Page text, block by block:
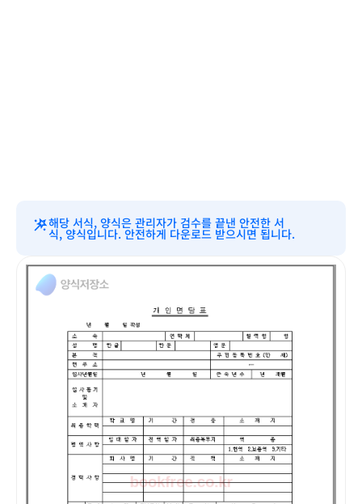
해당 서식, 양식은 관리자가 검수를 끝낸 안전한 서
식, 양식입니다. 안전하게 다운로드 받으시면 됩니다.